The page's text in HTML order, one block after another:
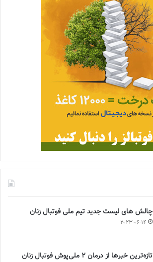
چالش هاى ليست جدید تيم ملى فوتبال زنان
2023-06-14
تازه‌ترین خبرها از درمان ۲ ملی‌پوش فوتبال زنان